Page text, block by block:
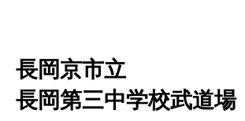
長岡京市立
長岡第三中学校武道場